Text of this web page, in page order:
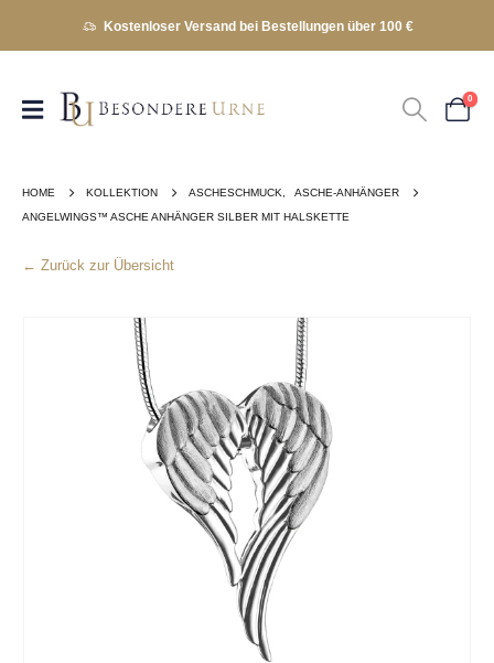
Kostenloser Versand bei Bestellungen über 100 €
0
HOME KOLLEKTION ASCHESCHMUCK
ASCHE-ANHÄNGER
ANGELWINGS™ ASCHE ANHÄNGER SILBER MIT HALSKETTE
← Zurück zur Übersicht